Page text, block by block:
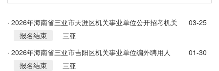
· 2026年海南省三亚市天涯区机关事业单位公开招考机关
事业单位雇员、村(社区)专职网格员及专职村(社区)工作者
460人储备库公告(第1号)
03-25
报名结束
三亚
· 2026年海南省三亚市吉阳区机关事业单位编外聘用人
员、村(社区)工作人员储备库公开(考核)招考200人公告(第
01-30
报名结束
三亚